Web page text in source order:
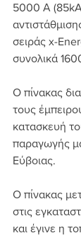
5000 Α
σειράς x-
συνολικά
Ο πίνακας
τους
κατασκευή
παραγωγής
Εύβοιας.
Ο πίνακας
στις
και έγινε η